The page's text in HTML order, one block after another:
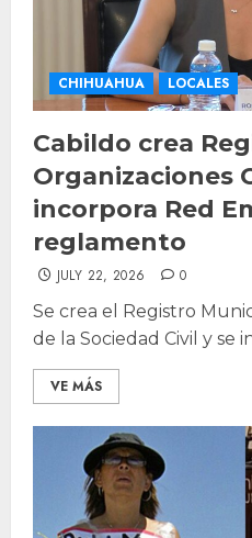
CHIHUAHUA LOCALES
Cabildo crea
Organizaciones
incorpora Red
reglamento
JULY 22, 2026 0
Se crea el Registro
de la Sociedad Civil y se
VE MÁS